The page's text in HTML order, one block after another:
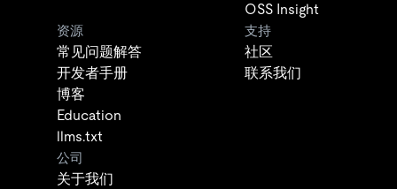
OSS Insight
资源
常见问题解答
开发者手册
博客
Education
llms.txt
支持
社区
联系我们
公司
关于我们